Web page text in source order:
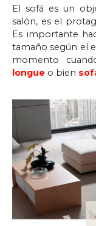
El sofá es un
salón, es el
Es importante
tamaño según el
momento
longue o bien